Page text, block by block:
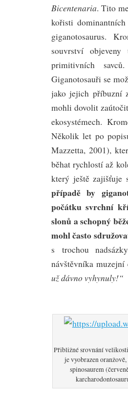
Bicentenaria. Tito
kořisti
giganotosaurus.
souvrství
primitivních
Giganotosauři se
jako jejich příbuzní
mohli dovolit
ekosystémech.
Několik let po
Mazzetta, 2001),
běhat rychlostí až
který ještě zajišťuje
případě by
počátku svrchní
slonů a schopný
mohl často
s trochou
návštěvníka muzejní
už dávno vyhynuly!“
Přibližné srovnání
je vyobrazen
spinosaurem